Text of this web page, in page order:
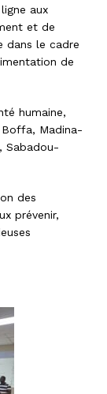
aux
et de
dans le cadre
de
humaine,
Boffa, Madina-
Sabadou-
des
prévenir,